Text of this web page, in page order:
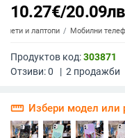
10.27€/20.09лв
и лаптопи Мобилни
Продуктов код:303871
Отзиви:0 | 2 продажби
straighten Избери модел или